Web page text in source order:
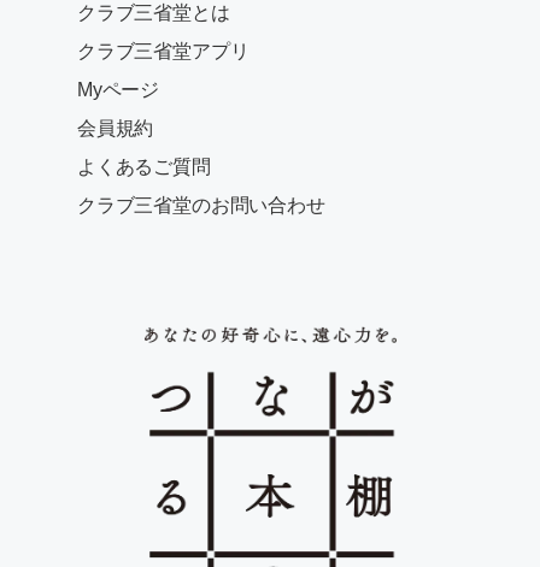
クラブ三省堂とは
クラブ三省堂アプリ
Myページ
会員規約
よくあるご質問
クラブ三省堂のお問い合わせ